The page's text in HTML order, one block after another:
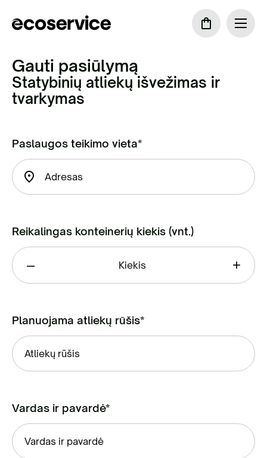
Gauti pasiūlymą
Statybinių atliekų išvežimas ir
tvarkymas
Paslaugos teikimo vieta*
Reikalingas konteinerių kiekis (vnt.)
– +
Planuojama atliekų rūšis*
Vardas ir pavardė*